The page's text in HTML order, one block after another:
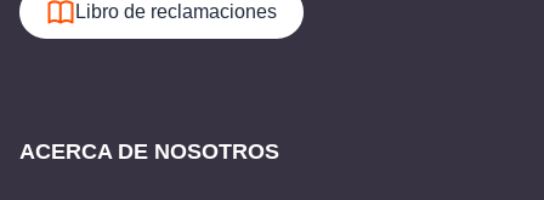
Libro de reclamaciones
ACERCA DE NOSOTROS